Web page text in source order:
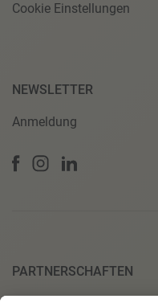
Cookie Einstellungen
NEWSLETTER
Anmeldung
PARTNERSCHAFTEN